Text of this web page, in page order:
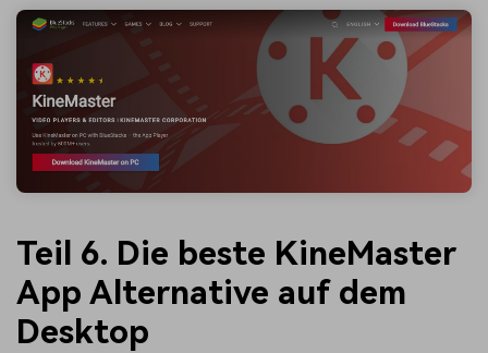
Teil 6. Die beste KineMaster
App Alternative auf dem
Desktop